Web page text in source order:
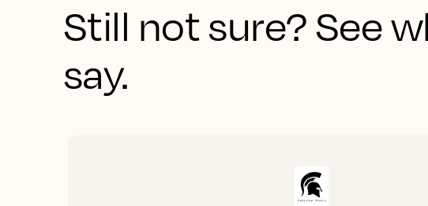
Still not sure? See
say.